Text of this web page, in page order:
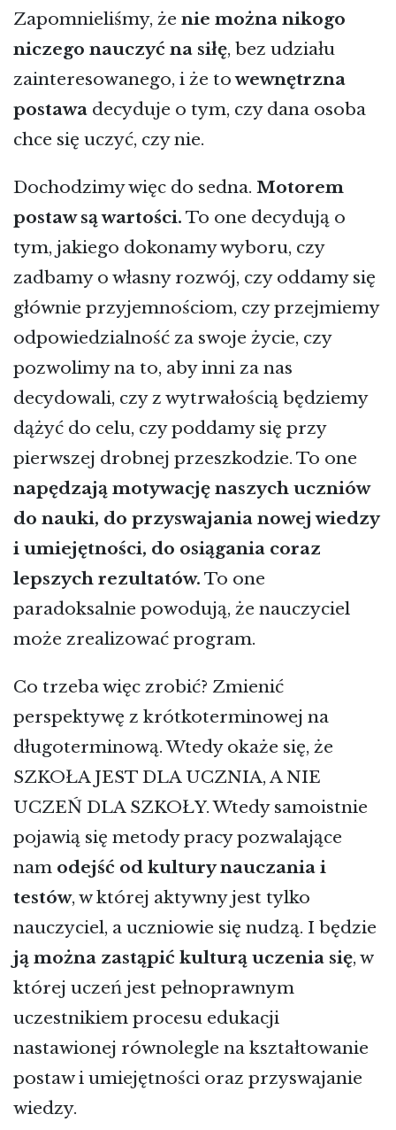
Zapomnieliśmy, że nie można nikogo
niczego nauczyć na siłę, bez udziału
zainteresowanego, i że towewnętrzna
postawa decyduje o tym, czy dana osoba
chce się uczyć, czy nie.
Dochodzimy więc do sedna. Motorem
postaw są wartości. To one decydują o
tym, jakiego dokonamy wyboru, czy
zadbamy o własny rozwój, czy oddamy się
głównie przyjemnościom, czy przejmiemy
odpowiedzialność za swoje życie, czy
pozwolimy na to, aby inni za nas
decydowali, czy z wytrwałością będziemy
dążyć do celu, czy poddamy się przy
pierwszej drobnej przeszkodzie. To one
napędzają motywację naszych uczniów
do nauki, do przyswajania nowej wiedzy
i umiejętności, do osiągania coraz
lepszych rezultatów. To one
paradoksalnie powodują, że nauczyciel
może zrealizować program.
Co trzeba więc zrobić? Zmienić
perspektywę z krótkoterminowej na
długoterminową. Wtedy okaże się, że
SZKOŁA JEST DLA UCZNIA, A NIE
UCZEŃ DLA SZKOŁY. Wtedy samoistnie
pojawią się metody pracy pozwalające
nam odejść od kultury nauczania i
testów, w której aktywny jest tylko
nauczyciel, a uczniowie się nudzą. I będzie
ją można zastąpić kulturą uczenia się, w
której uczeń jest pełnoprawnym
uczestnikiem procesu edukacji
nastawionej równolegle na kształtowanie
postaw i umiejętności oraz przyswajanie
wiedzy.